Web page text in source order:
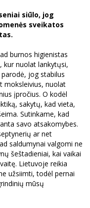
siūlo, jog
sveikatos
burnos higienistas
kur nuolat lankytųsi,
jog stabilus
moksleivius, nuolat
įpročius. O kodėl
sakytų, kad vieta,
Sutinkame, kad
savo atsakomybes.
ar net
saldumynai valgomi ne
šeštadieniai, kai vaikai
Lietuvoje reikia
užsiimti, todėl pernai
mūsų